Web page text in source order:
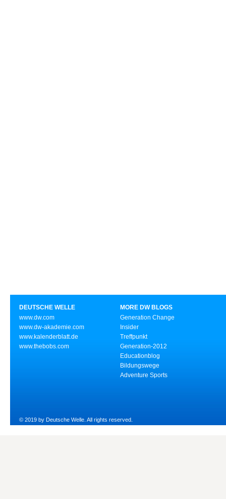
DEUTSCHE WELLE
www.dw.com
www.dw-akademie.com
www.kalenderblatt.de
www.thebobs.com
MORE DW BLOGS
Generation Change
Insider
Treffpunkt
Generation-2012
Educationblog
Bildungswege
Adventure Sports
© 2019 by Deutsche Welle. All rights reserved.